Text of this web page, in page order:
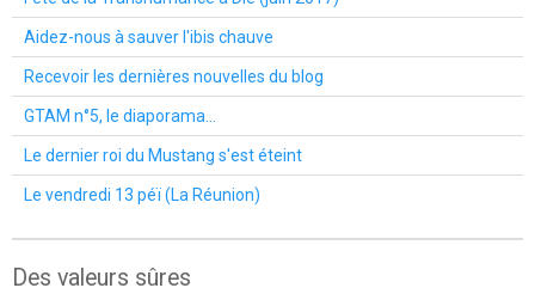
Aidez-nous à sauver l'ibis chauve
Recevoir les dernières nouvelles du blog
GTAM n°5, le diaporama...
Le dernier roi du Mustang s'est éteint
Le vendredi 13 péï (La Réunion)
Des valeurs sûres